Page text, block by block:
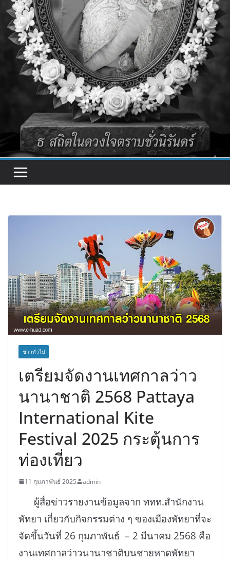
ข่าวทั่วไป
เตรียมจัดงานเทศกาลว่าว
นานาชาติ 2568 Pattaya
International Kite
Festival 2025 กระตุ้นการ
ท่องเที่ยว
11 กุมภาพันธ์ 2025 admin
ผู้สื่อข่าวรายงานข้อมูลจาก ททท.สำนักงาน
พัทยา เกี่ยวกับกิจกรรมต่าง ๆ ของเมืองพัทยาที่จะ
จัดขึ้นวันที่ 26 กุมภาพันธ์ – 2 มีนาคม 2568 คือ
งานเทศกาลว่าวนานาชาติบนชายหาดพัทยา